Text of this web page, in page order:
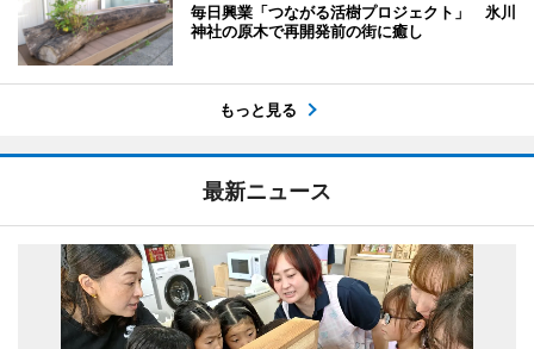
毎日興業「つながる活樹プロジェクト」 氷川
神社の原木で再開発前の街に癒し
もっと見る
最新ニュース